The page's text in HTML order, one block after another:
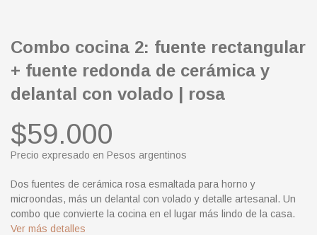
Combo cocina 2: fuente rectangular
+ fuente redonda de cerámica y
delantal con volado | rosa
$59.000
Precio expresado en Pesos argentinos
Dos fuentes de cerámica rosa esmaltada para horno y
microondas, más un delantal con volado y detalle artesanal. Un
combo que convierte la cocina en el lugar más lindo de la casa.
Ver más detalles